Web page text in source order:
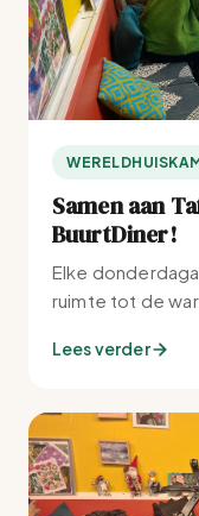
Samen aan
BuurtDiner!
Elke
ruimte tot de
Lees verder